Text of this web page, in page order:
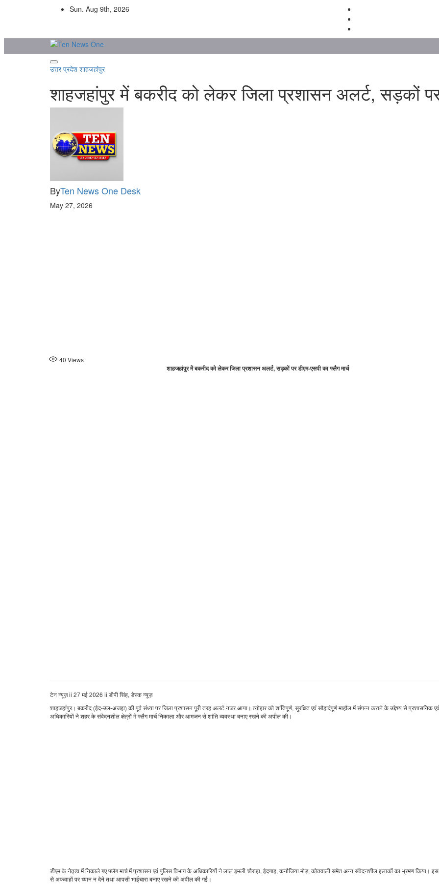
Sun. Aug 9th, 2026
उत्तर प्रदेश शाहजहांपुर
शाहजहांपुर में बकरीद को लेकर जिला प्रशासन अलर्ट, सड़कों
ByTen News One Desk
May 27, 2026
40 Views
शाहजहांपुर में बकरीद को लेकर जिला प्रशासन अलर्ट, सड़कों पर डीएम-एसपी का फ्लैग मार्च
टेन न्यूज़ ii 27 मई 2026 ii डीपी सिंह, डेस्क न्यूज़
शाहजहांपुर। बकरीद (ईद-उल-अजहा) की पूर्व संध्या पर जिला प्रशासन पूरी तरह अलर्ट नजर आया। त्योहार को शांतिपूर्ण, सुरक्षित एवं सौहार्दपूर्ण माहौल में संपन्न कराने के उद्देश्य से प्रशासनिक
अधिकारियों ने शहर के संवेदनशील क्षेत्रों में फ्लैग मार्च निकाला और आमजन से शांति व्यवस्था बनाए रखने की अपील की।
डीएम के नेतृत्व में निकाले गए फ्लैग मार्च में प्रशासन एवं पुलिस विभाग के अधिकारियों ने लाल इमली चौराहा, ईदगाह, कनौजिया मोड़, कोतवाली समेत अन्य संवेदनशील इलाकों का भ्रमण किया। इस
से अफवाहों पर ध्यान न देने तथा आपसी भाईचारा बनाए रखने की अपील की गई।